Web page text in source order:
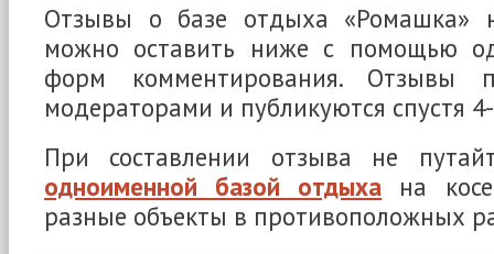
Отзывы о базе отдыха «Ромашка»
можно оставить ниже с помощью
форм комментирования. Отзывы
модераторами и публикуются спустя
При составлении отзыва не
одноименной базой отдыха на
разные объекты в противоположных